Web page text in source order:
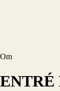
Om
ENTRÉ